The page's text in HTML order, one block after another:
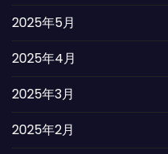
2025年5月
2025年4月
2025年3月
2025年2月